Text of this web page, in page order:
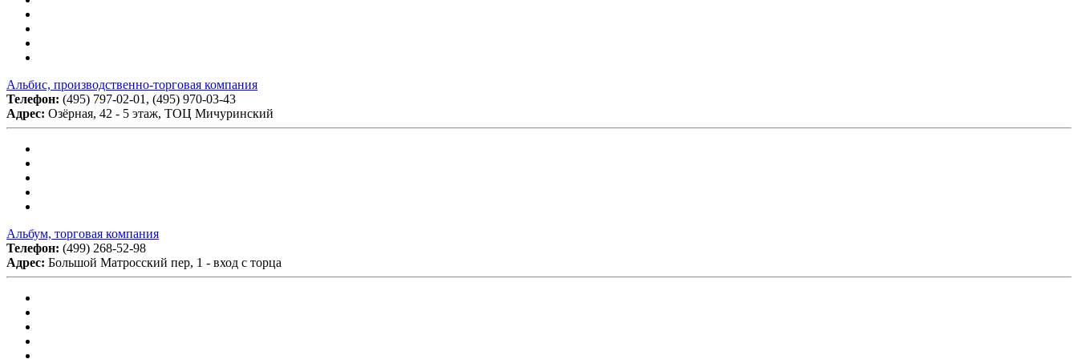
Альбис, производственно-торговая компания
Телефон: (495) 797-02-01, (495) 970-03-43
Адрес: Озёрная, 42 - 5 этаж, ТОЦ Мичуринский
Альбум, торговая компания
Телефон: (499) 268-52-98
Адрес: Большой Матросский пер, 1 - вход с торца